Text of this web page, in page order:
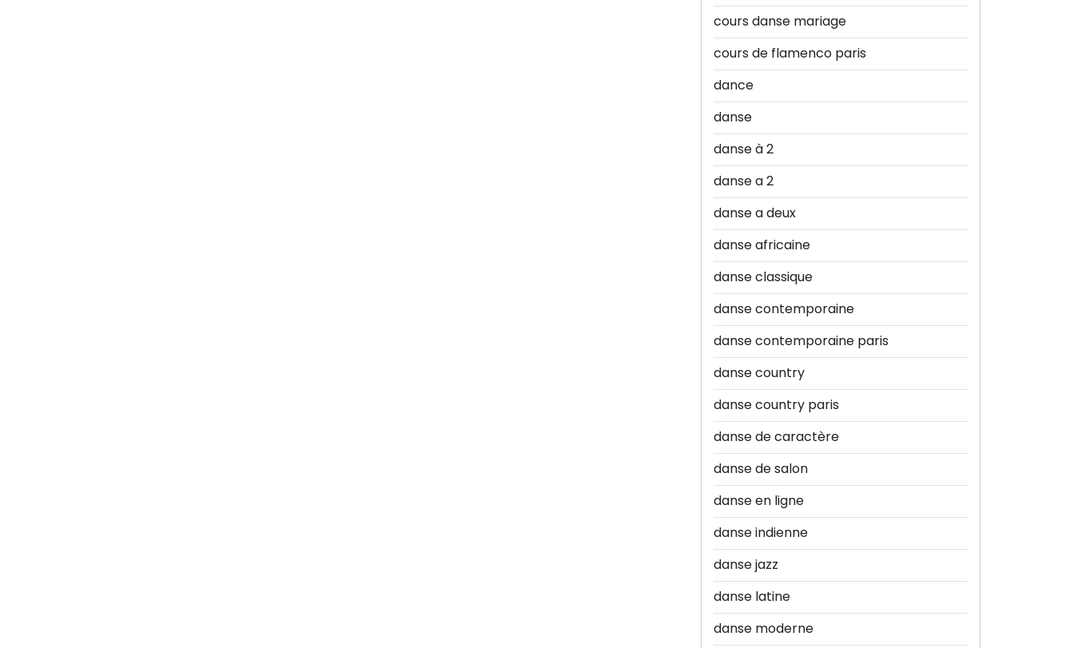
cours danse mariage
cours de flamenco paris
dance
danse
danse à 2
danse a 2
danse a deux
danse africaine
danse classique
danse contemporaine
danse contemporaine paris
danse country
danse country paris
danse de caractère
danse de salon
danse en ligne
danse indienne
danse jazz
danse latine
danse moderne